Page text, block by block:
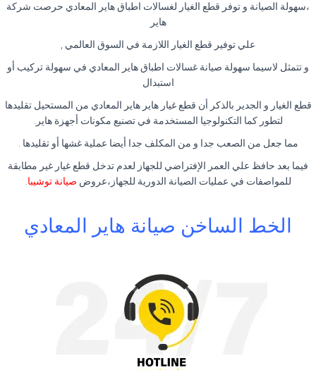
،سهولة الصيانة و توفر قطع الغيار لغسالات اطباق هاير المعادي حرصت شركة
هاير
علي توفير قطع الغيار اللازمة في السوق العالمي ,
و تتمثل لاسيما سهولة صيانة غسالات اطباق هاير المعادي في سهولة تركيب أو
استبدال
قطع الغيار و الجدير بالذكر أن قطع غيار هاير هاير المعادي من المستحيل تقليدها
لتطور كما التكنولوجيا المستخدمة في تصنيع مكونات أجهزة هاير.
مما جعل من الصعب جدا و من المكلف جدا أيضا عملية غشها أو تقليدها .
فيما بعد حافظ علي العمر الإفتراضي للجهاز لعدم تدخل قطع غيار غير مطابقة
للمواصفات في عمليات الصيانة الدورية للجهاز،عروض صيانة توشيبا
الخط الساخن صيانة هاير المعادي